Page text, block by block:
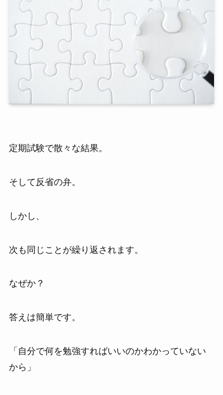
定期試験で散々な結果。
そして反省の弁。
しかし、
次も同じことが繰り返されます。
なぜか？
答えは簡単です。
「自分で何を勉強すればいいのかわかっていない
から」